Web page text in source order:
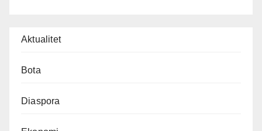
Aktualitet
Bota
Diaspora